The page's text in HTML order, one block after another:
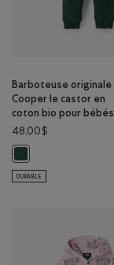
Barboteuse originale
Cooper le castor en
coton bio pour bébés
48,00$
DURABLE